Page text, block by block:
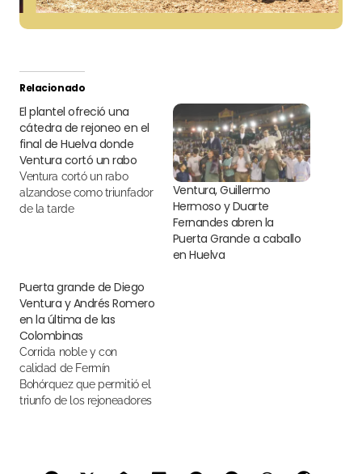
Relacionado
El plantel ofreció una
cátedra de rejoneo en el
final de Huelva donde
Ventura cortó un rabo
Ventura cortó un rabo
alzandose como triunfador
de la tarde
Ventura, Guillermo
Hermoso y Duarte
Fernandes abren la
Puerta Grande a caballo
en Huelva
Puerta grande de Diego
Ventura y Andrés Romero
en la última de las
Colombinas
Corrida noble y con
calidad de Fermín
Bohórquez que permitió el
triunfo de los rejoneadores